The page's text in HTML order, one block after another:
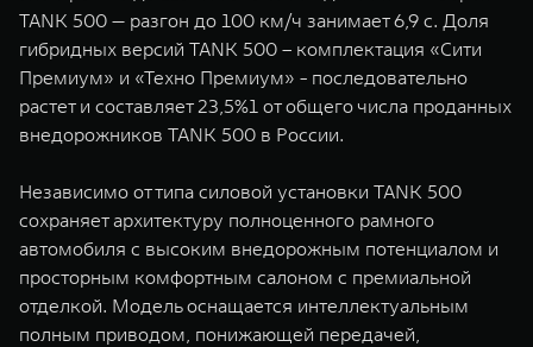
TANK 500 — разгон до 100 км/ч занимает 6,9 с. Доля
гибридных версий TANK 500 – комплектация «Сити
Премиум» и «Техно Премиум» - последовательно
растет и составляет 23,5%1 от общего числа проданных
внедорожников TANK 500 в России.
Независимо от типа силовой установки TANK 500
сохраняет архитектуру полноценного рамного
автомобиля с высоким внедорожным потенциалом и
просторным комфортным салоном с премиальной
отделкой. Модель оснащается интеллектуальным
полным приводом, понижающей передачей,